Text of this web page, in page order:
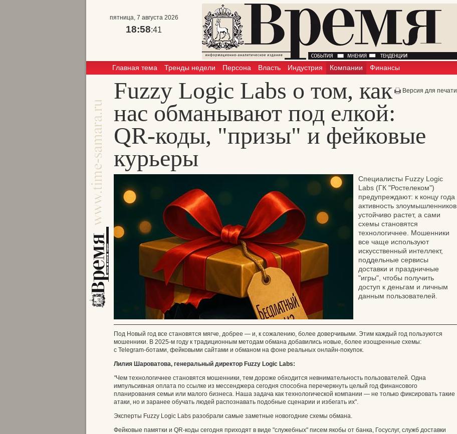
пятница, 7 августа 2026
18:58:42
Главная тема Тренды недели Персона Власть Индустрия Компании Финансы
Версия для печати
Fuzzy Logic Labs о том, как
нас обманывают под елкой:
QR‑коды, "призы" и фейковые
курьеры
Специалисты Fuzzy Logic
Labs (ГК "Ростелеком")
предупреждают: к концу года
активность злоумышленников
устойчиво растет, а сами
схемы становятся
технологичнее. Мошенники
все чаще используют
искусственный интеллект,
поддельные сервисы
доставки и праздничные
"игры", чтобы получить
доступ к деньгам и личным
данным пользователей.
Под Новый год все становятся мягче, добрее — и, к сожалению, более доверчивыми. Этим каждый год пользуются
мошенники. В 2025‑м году к традиционным методам обмана добавились новые, более изощренные схемы:
с Telegram‑ботами, фейковыми сайтами и обманом на фоне реальных онлайн‑покупок.
Лилия Шароватова, генеральный директор Fuzzy Logic Labs:
"Чем технологичнее становятся мошенники, тем дороже обходится невнимательность пользователей. Одна
импульсивная оплата по ссылке из мессенджера сегодня способна перечеркнуть целый год финансового
планирования семьи или малого бизнеса. Наша задача как технологической компании — не только фиксировать такие
атаки, но и заранее обучать людей распознавать подобные сценарии и избегать их".
Эксперты Fuzzy Logic Labs разобрали самые заметные новогодние схемы обмана.
Фейковые памятки и QR‑коды сегодня приходят в виде "служебных" писем якобы от банка, Госуслуг, служб доставки